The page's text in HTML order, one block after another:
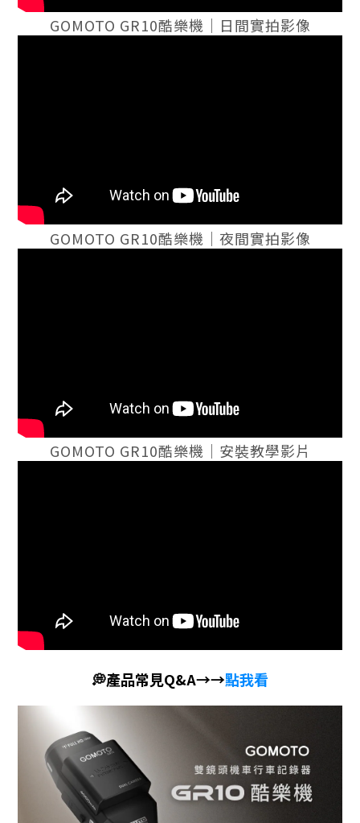
GOMOTO GR10酷樂機｜日間實拍影像
GOMOTO GR10酷樂機｜夜間實拍影像
GOMOTO GR10酷樂機｜安裝教學影片
💭產品常見Q&A→→點我看